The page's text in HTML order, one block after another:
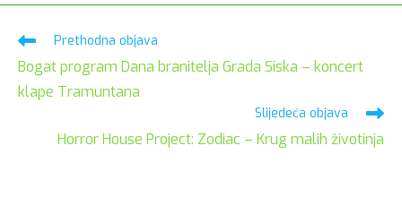
Pročitaj
više
članaka
Prethodna objava
Bogat program Dana branitelja Grada Siska – koncert
klape Tramuntana
Slijedeća objava
Horror House Project: Zodiac – Krug malih životinja